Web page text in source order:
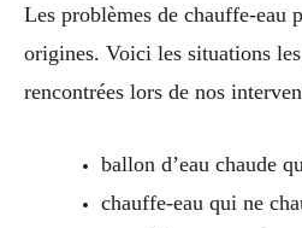
Les problèmes de chauffe-eau
origines. Voici les situations
rencontrées lors de nos
ballon d’eau chaude
chauffe-eau qui ne